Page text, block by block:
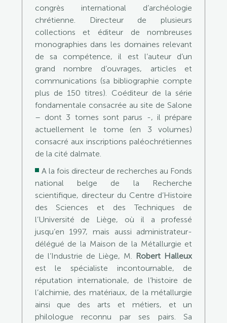
congrès international d’archéologie
chrétienne. Directeur de plusieurs
collections et éditeur de nombreuses
monographies dans les domaines relevant
de sa compétence, il est l’auteur d’un
grand nombre d’ouvrages, articles et
communications (sa bibliographie compte
plus de 150 titres). Coéditeur de la série
fondamentale consacrée au site de Salone
– dont 3 tomes sont parus -, il prépare
actuellement le tome (en 3 volumes)
consacré aux inscriptions paléochrétiennes
de la cité dalmate.
A la fois directeur de recherches au Fonds
national belge de la Recherche
scientifique, directeur du Centre d’Histoire
des Sciences et des Techniques de
l’Université de Liège, où il a professé
jusqu’en 1997, mais aussi administrateur-
délégué de la Maison de la Métallurgie et
de l’Industrie de Liège, M. Robert Halleux
est le spécialiste incontournable, de
réputation internationale, de l’histoire de
l’alchimie, des matériaux, de la métallurgie
ainsi que des arts et métiers, et un
philologue reconnu par ses pairs. Sa